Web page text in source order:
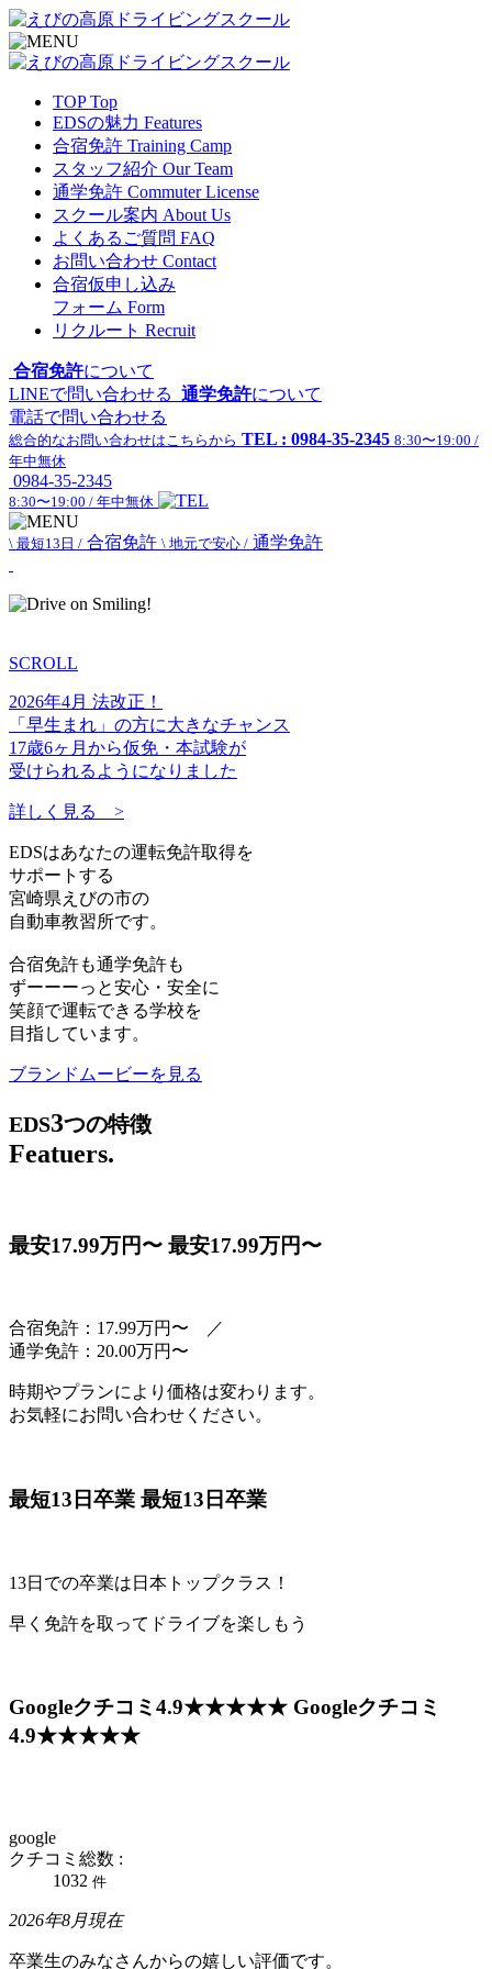
TOP Top
EDSの魅力 Features
合宿免許 Training Camp
スタッフ紹介 Our Team
通学免許 Commuter License
スクール案内 About Us
よくあるご質問 FAQ
お問い合わせ Contact
合宿仮申し込み
フォーム Form
リクルート Recruit
合宿免許について
LINEで問い合わせる 通学免許について
電話で問い合わせる
総合的なお問い合わせはこちらから TEL : 0984-35-2345 8:30〜19:00 /
年中無休
0984-35-2345
8:30〜19:00 / 年中無休
\ 最短13日 / 合宿免許 \ 地元で安心 / 通学免許
SCROLL
2026年4月 法改正！
「早生まれ」の方に大きなチャンス
17歳6ヶ月から仮免・本試験が
受けられるようになりました
詳しく見る >
EDSはあなたの運転免許取得を
サポートする
宮崎県えびの市の
自動車教習所です。
合宿免許も通学免許も
ずーーーっと安心・安全に
笑顔で運転できる学校を
目指しています。
ブランドムービーを見る
EDS3つの特徴
Featuers.
最安17.99万円〜 最安17.99万円〜
合宿免許：17.99万円〜 ／
通学免許：20.00万円〜
時期やプランにより価格は変わります。
お気軽にお問い合わせください。
最短13日卒業 最短13日卒業
13日での卒業は日本トップクラス！
早く免許を取ってドライブを楽しもう
Googleクチコミ4.9★★★★★ Googleクチコミ
4.9★★★★★
google
クチコミ総数 :
1032 件
2026年8月現在
卒業生のみなさんからの嬉しい評価です。